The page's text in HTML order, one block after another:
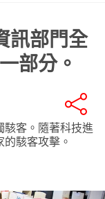
訊部門全
部分。
駭客。隨著科技進
駭客攻擊。